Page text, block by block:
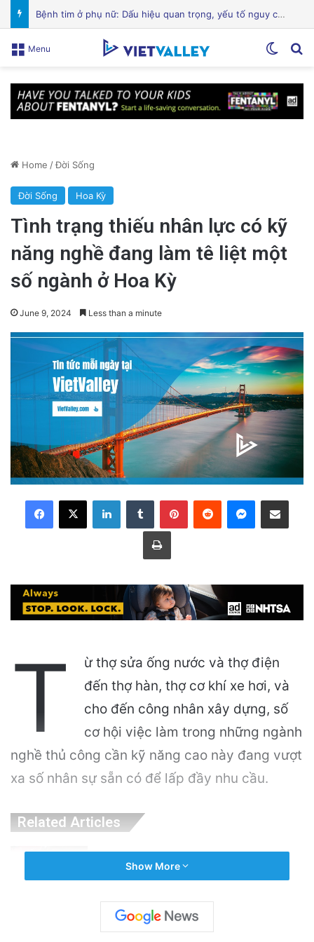
Hành Trình Trở Về: Thi Thể ‘Giày Xanh’ Sau 30 Năm Trên Đỉnh Everest
Menu
Home /Đời Sống
Đời Sống Hoa Kỳ
Tình trạng thiếu nhân lực có kỹ
năng nghề đang làm tê liệt một
số ngành ở Hoa Kỳ
June 9, 2024 Less than a minute
LinkedInTumblr PinterestReddit Messenger
Share via Email
Print
T
ừ thợ sửa ống nước và thợ điện
đến thợ hàn, thợ cơ khí xe hơi, và
cho đến công nhân xây dựng, số
cơ hội việc làm trong những ngành
nghề thủ công cần kỹ năng cao này đang vượt
xa số nhân sự sẵn có để lấp đầy nhu cầu.
Related Articles
Cuộc Khủng Hoảng Hạn Hán: “Thật Khắc
Nghiệt”
2 days ago
Show More